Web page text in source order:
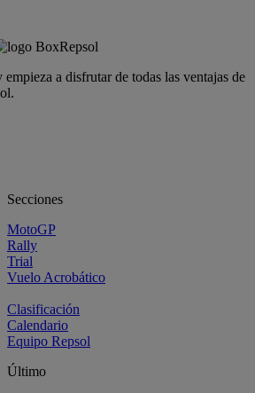
a disfrutar de todas las ventajas de
Secciones
MotoGP
Rally
Trial
Vuelo Acrobático
Clasificación
Calendario
Equipo Repsol
Último